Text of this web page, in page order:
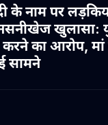
के नाम पर
खुलासा:
करने का आरोप,
सामने